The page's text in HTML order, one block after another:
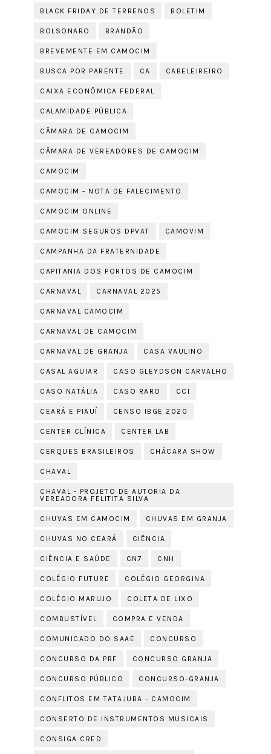
BLACK FRIDAY DE TERRENOS BOLETIM
BOLSONARO BRANDÃO
BREVEMENTE EM CAMOCIM
BUSCA POR PARENTE CA CABELEIREIRO
CAIXA ECONÔMICA FEDERAL
CALAMIDADE PÚBLICA
CÂMARA DE CAMOCIM
CÂMARA DE VEREADORES DE CAMOCIM
CAMOCIM
CAMOCIM - NOTA DE FALECIMENTO
CAMOCIM ONLINE
CAMOCIM SEGUROS DPVAT CAMOVIM
CAMPANHA DA FRATERNIDADE
CAPITANIA DOS PORTOS DE CAMOCIM
CARNAVAL CARNAVAL 2025
CARNAVAL CAMOCIM
CARNAVAL DE CAMOCIM
CARNAVAL DE GRANJA CASA VAULINO
CASAL AGUIAR CASO GLEYDSON CARVALHO
CASO NATÁLIA CASO RARO CCI
CEARÁ E PIAUÍ CENSO IBGE 2020
CENTER CLÍNICA CENTER LAB
CERQUES BRASILEIROS CHÁCARA SHOW
CHAVAL
CHAVAL - PROJETO DE AUTORIA DA
VEREADORA FELITITA SILVA
CHUVAS EM CAMOCIM CHUVAS EM GRANJA
CHUVAS NO CEARÁ CIÊNCIA
CIÊNCIA E SAÚDE CN7 CNH
COLÉGIO FUTURE COLÉGIO GEORGINA
COLÉGIO MARUJO COLETA DE LIXO
COMBUSTÍVEL COMPRA E VENDA
COMUNICADO DO SAAE CONCURSO
CONCURSO DA PRF CONCURSO GRANJA
CONCURSO PÚBLICO CONCURSO-GRANJA
CONFLITOS EM TATAJUBA - CAMOCIM
CONSERTO DE INSTRUMENTOS MUSICAIS
CONSIGA CRED